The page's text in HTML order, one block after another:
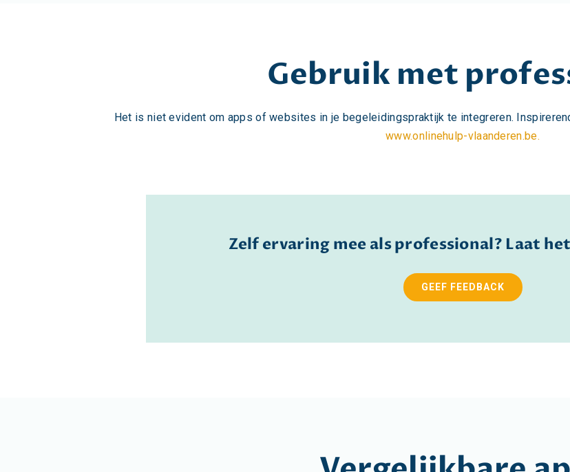
Gebruik met
Het is niet evident om apps of websites in je begeleidingspraktijk te integreren.
www.onlinehulp-vlaanderen.be.
Zelf ervaring mee als professional? Laat
GEEF FEEDBACK